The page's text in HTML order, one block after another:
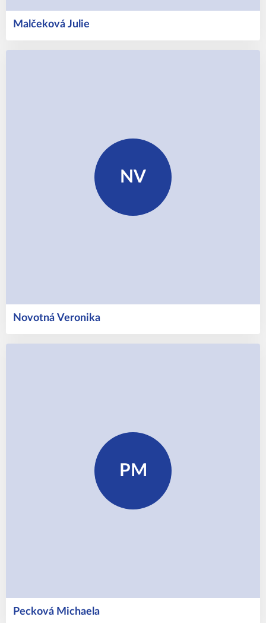
Julie
Malčeková
NV
Veronika
Novotná
PM
Michaela
Pecková